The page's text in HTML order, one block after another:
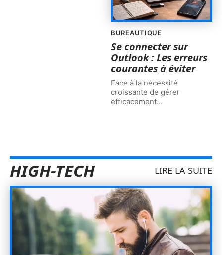
BUREAUTIQUE
Se connecter sur
Outlook : Les erreurs
courantes à éviter
Face à la nécessité
croissante de gérer
efficacement…
HIGH-TECH LIRE LA SUITE